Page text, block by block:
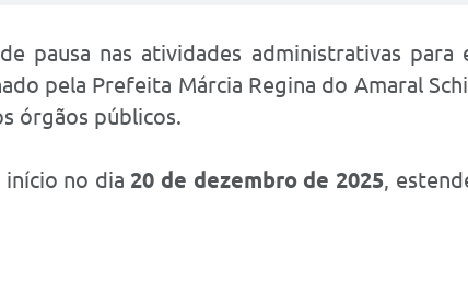
pausa nas atividades administrativas
pela Prefeita Márcia Regina do Amaral
órgãos públicos.
início no dia 20 de dezembro de 2025,